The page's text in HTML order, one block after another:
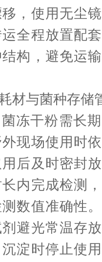
，使用无尘
全程放置配
构，避免运
与菌种存储
干粉需长期
现场使用时
后及时密封
内完成检测
数值准确性
避光常温存
淀时停止使